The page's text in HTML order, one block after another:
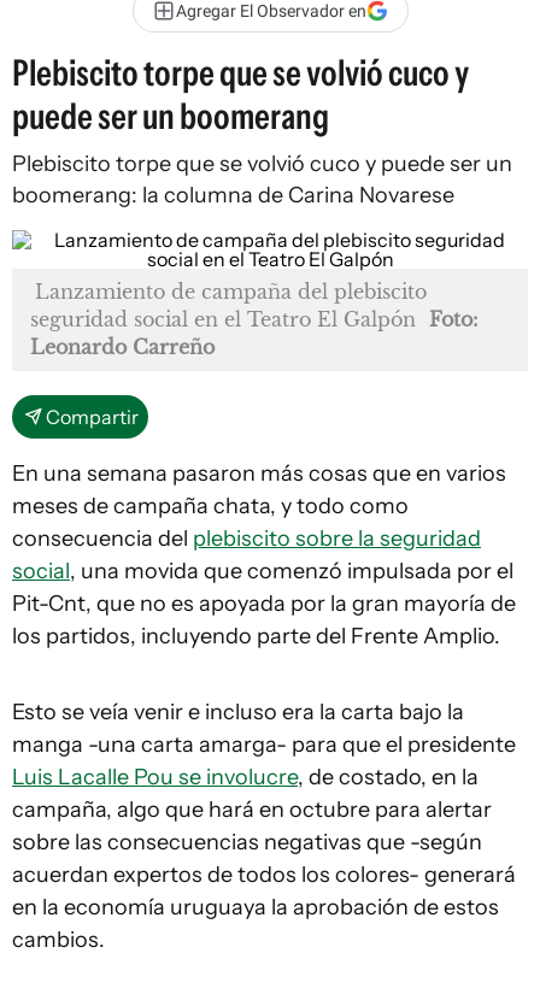
Agregar El Observador en
Plebiscito torpe que se volvió cuco y
puede ser un boomerang
Plebiscito torpe que se volvió cuco y puede ser un
boomerang: la columna de Carina Novarese
Lanzamiento de campaña del plebiscito
seguridad social en el Teatro El Galpón Foto:
Leonardo Carreño
Compartir
En una semana pasaron más cosas que en varios
meses de campaña chata, y todo como
consecuencia del plebiscito sobre la seguridad
social, una movida que comenzó impulsada por el
Pit-Cnt, que no es apoyada por la gran mayoría de
los partidos, incluyendo parte del Frente Amplio.
Esto se veía venir e incluso era la carta bajo la
manga -una carta amarga- para que el presidente
Luis Lacalle Pou se involucre, de costado, en la
campaña, algo que hará en octubre para alertar
sobre las consecuencias negativas que -según
acuerdan expertos de todos los colores- generará
en la economía uruguaya la aprobación de estos
cambios.